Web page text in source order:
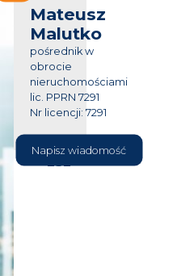
Mateusz
Malutko
pośrednik w
obrocie
nieruchomościami
lic. PPRN 7291
Nr licencji: 7291
604 177
232
Napisz wiadomość